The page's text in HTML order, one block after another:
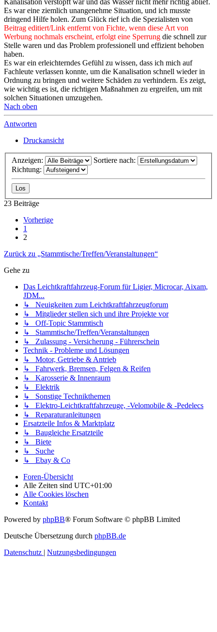
Es war eine ziemlich unangenehme Situation, und ich musste
dringend Hilfe holen. Zum Glück rief ich die Spezialisten von
Beitrag editiert/Link entfernt von Fichte, wenn diese Art von
Werbung nochmals erscheint, erfolgt eine Sperrung die schnell zur
Stelle waren und das Problem professionell und effizient behoben
haben.
Es war ein erleichterndes Gefühl zu wissen, dass ich mich auf
Fachleute verlassen konnte, um die Kanalisation schnell wieder in
Ordnung zu bringen und weitere Schäden zu verhindern. Es zeigt,
wie wichtig es ist, die richtigen Maßnahmen zu ergreifen, um mit
solchen Situationen umzugehen.
Nach oben
Antworten
Druckansicht
Anzeigen:
Sortiere nach:
Richtung:
23 Beiträge
Vorherige
1
2
Zurück zu „Stammtische/Treffen/Veranstaltungen“
Gehe zu
Das Leichtkraftfahrzeug-Forum für Ligier, Microcar, Aixam,
JDM...
↳ Neuigkeiten zum Leichtkraftfahrzeugforum
↳ Mitglieder stellen sich und ihre Projekte vor
↳ Off-Topic Stammtisch
↳ Stammtische/Treffen/Veranstaltungen
↳ Zulassung - Versicherung - Führerschein
Technik - Probleme und Lösungen
↳ Motor, Getriebe & Antrieb
↳ Fahrwerk, Bremsen, Felgen & Reifen
↳ Karosserie & Innenraum
↳ Elektrik
↳ Sonstige Technikthemen
↳ Elektro-Leichtkraftfahrzeuge, -Velomobile & -Pedelecs
↳ Reparaturanleitungen
Ersatzteile Infos & Marktplatz
↳ Baugleiche Ersatzteile
↳ Biete
↳ Suche
↳ Ebay & Co
Foren-Übersicht
Alle Zeiten sind UTC+01:00
Alle Cookies löschen
Kontakt
Powered by phpBB® Forum Software © phpBB Limited
Deutsche Übersetzung durch phpBB.de
Datenschutz | Nutzungsbedingungen